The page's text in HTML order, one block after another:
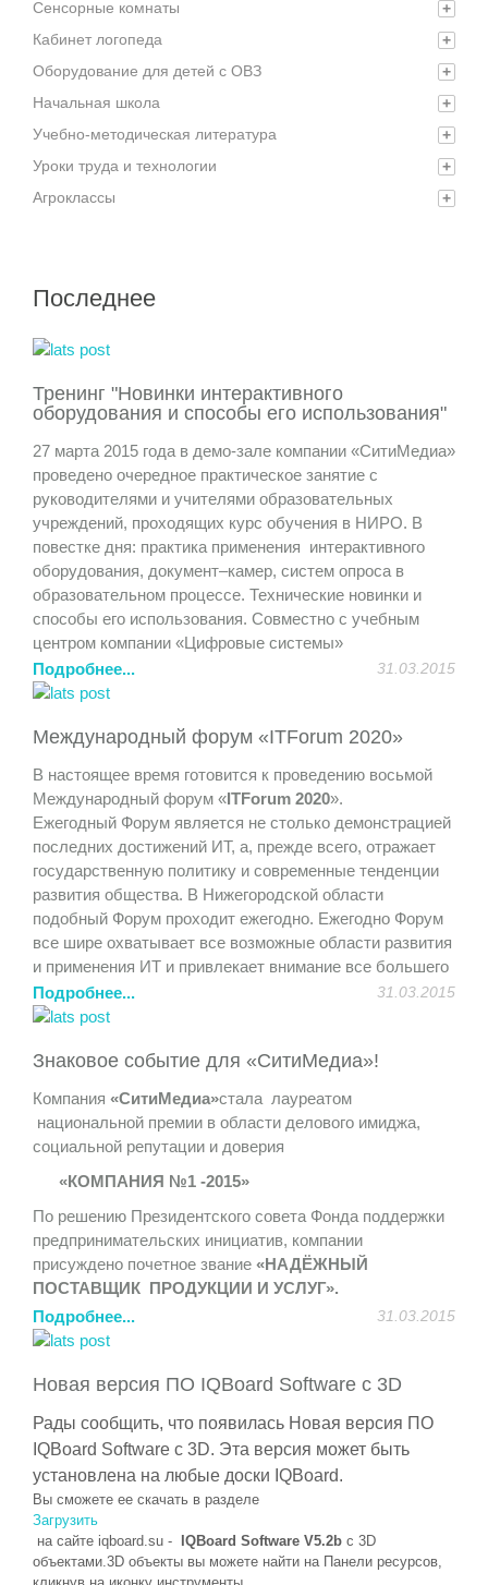
Сенсорные комнаты
+
Кабинет логопеда
+
Оборудование для детей с ОВЗ
+
Начальная школа
+
Учебно-методическая литература
+
Уроки труда и технологии
+
Агроклассы
+
Последнее
Тренинг "Новинки интерактивного
оборудования и способы его использования"
27 марта 2015 года в демо-зале компании «СитиМедиа»
проведено очередное практическое занятие с
руководителями и учителями образовательных
учреждений, проходящих курс обучения в НИРО. В
повестке дня: практика применения интерактивного
оборудования, документ–камер, систем опроса в
образовательном процессе. Технические новинки и
способы его использования. Совместно с учебным
центром компании «Цифровые системы»
продемонстрирована возможность дистанционного
обучения и совместная работа над проектами.
удовольствие от общения.
Подробнее... 31.03.2015
Международный форум «ITForum 2020»
В настоящее время готовится к проведению восьмой
Международный форум «ITForum 2020».
Ежегодный Форум является не столько демонстрацией
последних достижений ИТ, а, прежде всего, отражает
государственную политику и современные тенденции
развития общества. В Нижегородской области
подобный Форум проходит ежегодно. Ежегодно Форум
все шире охватывает все возможные области развития
и применения ИТ и привлекает внимание все большего
количества участников.
для организаций и участников. Мероприятия Форума
«круглых столов», дискуссионных клубов, заседаний
секций, будет организована стендовая экспозиция.
http://itforum2020.ru/?id=6595
Компания «СитиМедиа» (http://sitimedia.ru) является
техническим партнером данного мероприятия.
Приглашаем посетить стенд компании «СитиМедиа
на котором мы представим новейшие интерактивные
системы и оборудование:
- интерактивный стол
обучению, совместной работе, доступная цена и
- 4К панельEliteBoardUHDLH -84UT 6Качество
картинки и необъятные возможности применения в
образовательном процессе, в сфере рекламы, в
качестве демонстрационного оборудования, не оставит
вас равнодушными.
- напольная панель PDSIZ42SWNOPВнутреннее и
Подробнее... 31.03.2015
Знаковое событие для «СитиМедиа»!
Компания «СитиМедиа»стала лауреатом
национальной премии в области делового имиджа,
социальной репутации и доверия
«КОМПАНИЯ №1 -2015»
По решению Президентского совета Фонда поддержки
предпринимательских инициатив, компании
присуждено почетное звание «НАДЁЖНЫЙ
ПОСТАВЩИК ПРОДУКЦИИ И УСЛУГ».
Лауреаты Премии включены в Федеральный Реестр
Надежных компаний, сформированного для органов
потребительского сектора России.
Успехи компании были бы невозможны без
внимательного и лояльного отношения к запросам
клиентов, высокой ответственности и
профессионализма.
Нам можно доверять!
Подробнее... 31.03.2015
Новая версия ПО IQBoard Software с 3D
Рады сообщить, что появилась Новая версия ПО
IQBoard Software с 3D. Эта версия может быть
установлена на любые доски IQBoard.
Вы сможете ее скачать в разделе
Загрузить
на сайте iqboard.su - IQBoard Software V5.2b с 3D
объектами.3D объекты вы можете найти на Панели ресурсов,